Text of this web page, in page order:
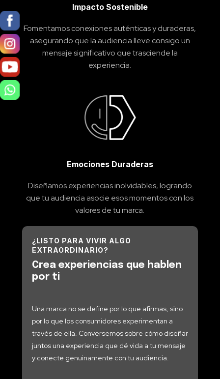
Impacto Sostenible
Fomentamos conexiones auténticas y duraderas,
asegurando que la audiencia lleve consigo un
mensaje significativo que trasciende la
experiencia.
Emociones Duraderas
Diseñamos experiencias inolvidables, logrando
que tu audiencia asocie esos momentos con los
valores de tu marca.
¿LISTO PARA VIVIR ALGO
EXTRAORDINARIO?
Crea experiencias que hablen
por ti
Una marca no se define por lo que afirmas, sino
por lo que los consumidores experimentan a
través de ella. Conversemos sobre cómo diseñar
juntos una experiencia que dé vida a tu mensaje
y conecte genuinamente con tu audiencia.